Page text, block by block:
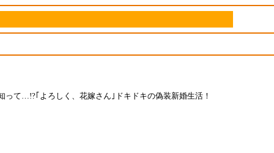
て…!?｢よろしく、花嫁さん｣ドキドキの偽装新婚生活！